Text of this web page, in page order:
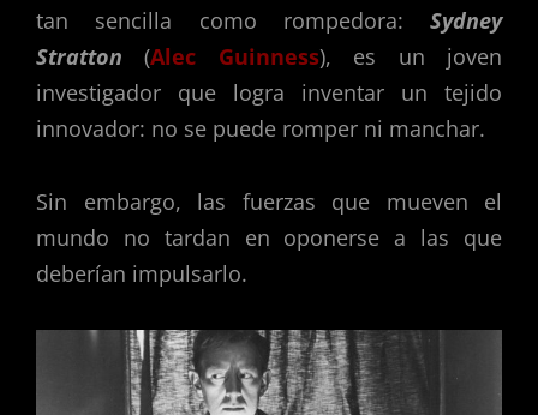
tan sencilla como rompedora: Sydney
Stratton (Alec Guinness), es un joven
investigador que logra inventar un tejido
innovador: no se puede romper ni manchar.
Sin embargo, las fuerzas que mueven el
mundo no tardan en oponerse a las que
deberían impulsarlo.